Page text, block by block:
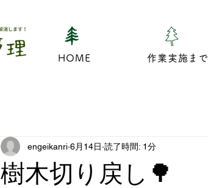
HOME 作業実施まで
樹木切り戻し🌳
engeikanri 6月14日 読了時間: 1分